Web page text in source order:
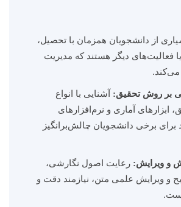
از دانشجویان همزمان با تحصیل،
فعالیت‌های دیگر هستند که مدیریت
می‌کند.
بر روش تحقیق: آشنایی با انواع
ابزارهای آماری و نرم‌افزارهای
برای برخی دانشجویان چالش‌برانگیز
و ویرایش: رعایت اصول نگارشی،
و ویرایش علمی متن، نیازمند دقت و